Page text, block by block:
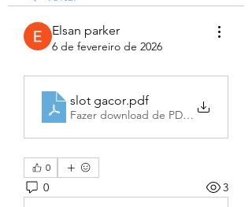
Elsan parker
6 de fevereiro de 2026
slot gacor.pdf
Fazer download de PDF • 572KB
0
0 3